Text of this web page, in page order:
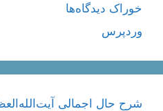
خوراک دیدگاه‌ها
وردپرس
شرح حال اجمالی